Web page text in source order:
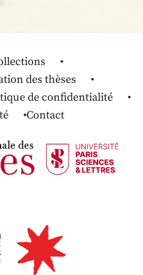
des thèses
de confidentialité
Contact